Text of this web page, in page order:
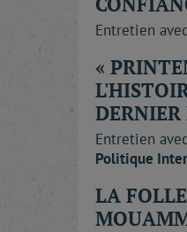
Entretien avec
«
Entretien
Politique
LA